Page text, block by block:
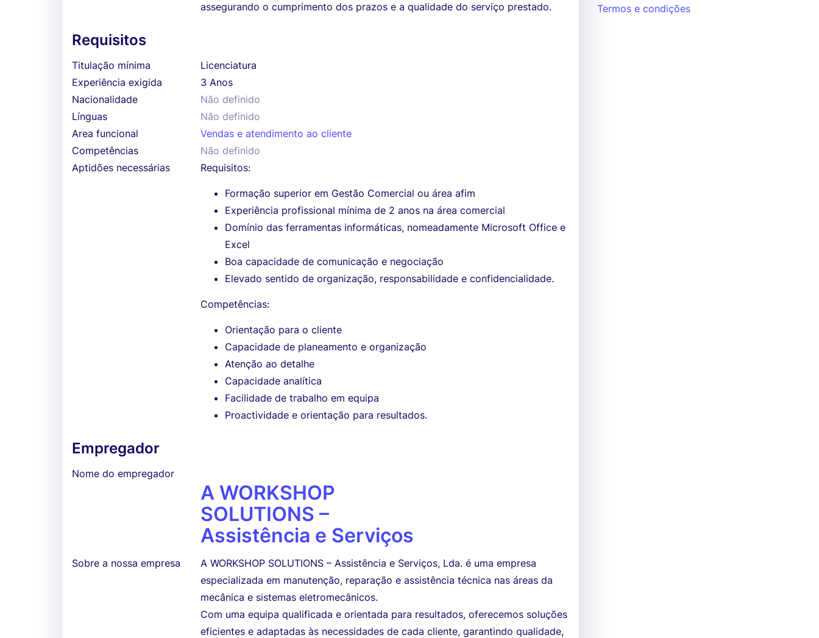
assegurando o cumprimento dos prazos e a qualidade do serviço prestado.
Requisitos
Titulação mínima
Licenciatura
Experiência exigida
3 Anos
Nacionalidade
Não definido
Línguas
Não definido
Area funcional
Vendas e atendimento ao cliente
Competências
Não definido
Aptidões necessárias
Requisitos:
Formação superior em Gestão Comercial ou área afim
Experiência profissional mínima de 2 anos na área comercial
Domínio das ferramentas informáticas, nomeadamente Microsoft Office e
Excel
Boa capacidade de comunicação e negociação
Elevado sentido de organização, responsabilidade e confidencialidade.
Competências:
Orientação para o cliente
Capacidade de planeamento e organização
Atenção ao detalhe
Capacidade analítica
Facilidade de trabalho em equipa
Proactividade e orientação para resultados.
Empregador
Nome do empregador
A WORKSHOP
SOLUTIONS –
Assistência e Serviços
Sobre a nossa empresa
A WORKSHOP SOLUTIONS – Assistência e Serviços, Lda. é uma empresa
especializada em manutenção, reparação e assistência técnica nas áreas da
mecânica e sistemas eletromecânicos.
Com uma equipa qualificada e orientada para resultados, oferecemos soluções
eficientes e adaptadas às necessidades de cada cliente, garantindo qualidade,
Termos e condições